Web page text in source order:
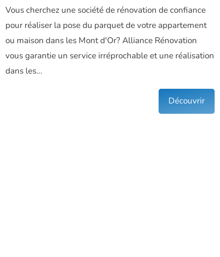
Vous cherchez une société de rénovation de confiance
pour réaliser la pose du parquet de votre appartement
ou maison dans les Mont d'Or? Alliance Rénovation
vous garantie un service irréprochable et une réalisation
dans les...
Découvrir